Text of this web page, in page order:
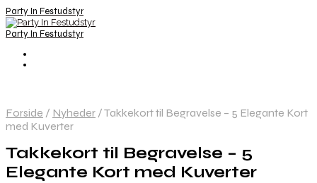
Party In Festudstyr
Party In Festudstyr
Forside / Nyheder /Takkekort til Begravelse – 5 Elegante Kort
med Kuverter
Takkekort til Begravelse – 5
Elegante Kort med Kuverter